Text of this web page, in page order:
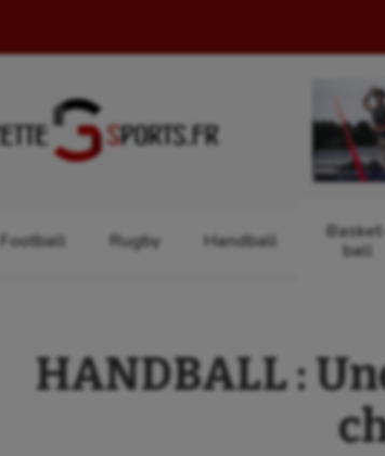
Football Rugby Handball
Basket-
ball
HANDBALL :